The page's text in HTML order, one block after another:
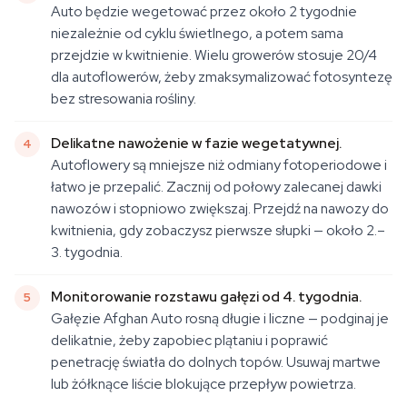
Auto będzie wegetować przez około 2 tygodnie
niezależnie od cyklu świetlnego, a potem sama
przejdzie w kwitnienie. Wielu growerów stosuje 20/4
dla autoflowerów, żeby zmaksymalizować fotosyntezę
bez stresowania rośliny.
Delikatne nawożenie w fazie wegetatywnej.
Autoflowery są mniejsze niż odmiany fotoperiodowe i
łatwo je przepalić. Zacznij od połowy zalecanej dawki
nawozów i stopniowo zwiększaj. Przejdź na nawozy do
kwitnienia, gdy zobaczysz pierwsze słupki — około 2.–
3. tygodnia.
Monitorowanie rozstawu gałęzi od 4. tygodnia.
Gałęzie Afghan Auto rosną długie i liczne — podginaj je
delikatnie, żeby zapobiec plątaniu i poprawić
penetrację światła do dolnych topów. Usuwaj martwe
lub żółknące liście blokujące przepływ powietrza.